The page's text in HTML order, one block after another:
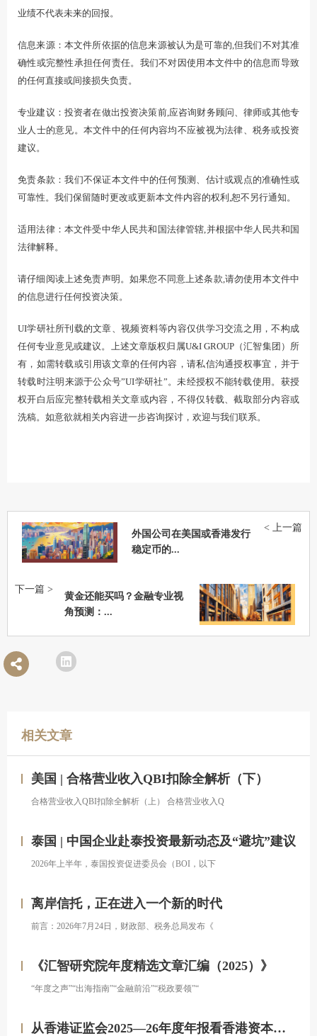
业绩不代表未来的回报。
信息来源：本文件所依据的信息来源被认为是可靠的,但我们不对其准
确性或完整性承担任何责任。我们不对因使用本文件中的信息而导致
的任何直接或间接损失负责。
专业建议：投资者在做出投资决策前,应咨询财务顾问、律师或其他专
业人士的意见。本文件中的任何内容均不应被视为法律、税务或投资
建议。
免责条款：我们不保证本文件中的任何预测、估计或观点的准确性或
可靠性。我们保留随时更改或更新本文件内容的权利,恕不另行通知。
适用法律：本文件受中华人民共和国法律管辖,并根据中华人民共和国
法律解释。
请仔细阅读上述免责声明。如果您不同意上述条款,请勿使用本文件中
的信息进行任何投资决策。
UI学研社所刊载的文章、视频资料等内容仅供学习交流之用，不构成
任何专业意见或建议。上述文章版权归属U&I GROUP（汇智集团）所
有，如需转载或引用该文章的任何内容，请私信沟通授权事宜，并于
转载时注明来源于公众号”UI学研社”。未经授权不能转载使用。获授
权开白后应完整转载相关文章或内容，不得仅转载、截取部分内容或
洗稿。如意欲就相关内容进一步咨询探讨，欢迎与我们联系。
外国公司在美国或香港发行
稳定币的...
< 上一篇
黄金还能买吗？金融专业视
角预测：...
下一篇 >
相关文章
美国 | 合格营业收入QBI扣除全解析（下）
合格营业收入QBI扣除全解析（上） 合格营业收入Q
泰国 | 中国企业赴泰投资最新动态及“避坑”建议
2026年上半年，泰国投资促进委员会（BOI，以下
离岸信托，正在进入一个新的时代
前言：2026年7月24日，财政部、税务总局发布《
《汇智研究院年度精选文章汇编（2025）》
“年度之声”“出海指南”“金融前沿”“税政要领”“
从香港证监会2025—26年度年报看香港资本市场发展的新方向